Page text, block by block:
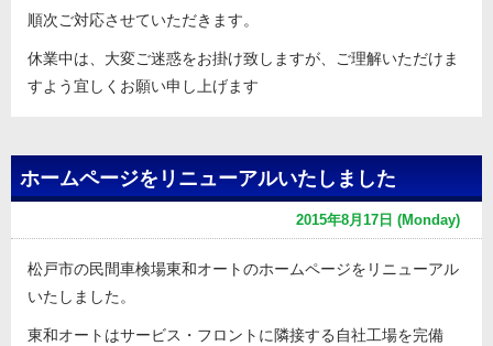
順次ご対応させていただきます。
休業中は、大変ご迷惑をお掛け致しますが、ご理解いただけま
すよう宜しくお願い申し上げます
ホームページをリニューアルいたしました
2015年8月17日 (Monday)
松戸市の民間車検場東和オートのホームページをリニューアル
いたしました。
東和オートはサービス・フロントに隣接する自社工場を完備